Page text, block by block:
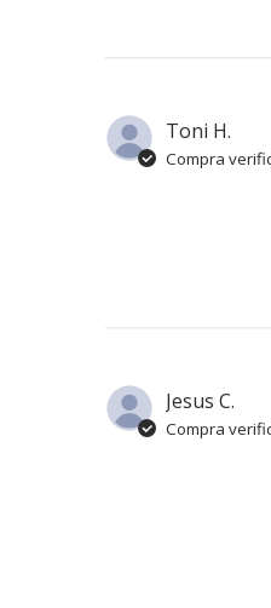
Toni H.
Compra
Jesus C.
Compra